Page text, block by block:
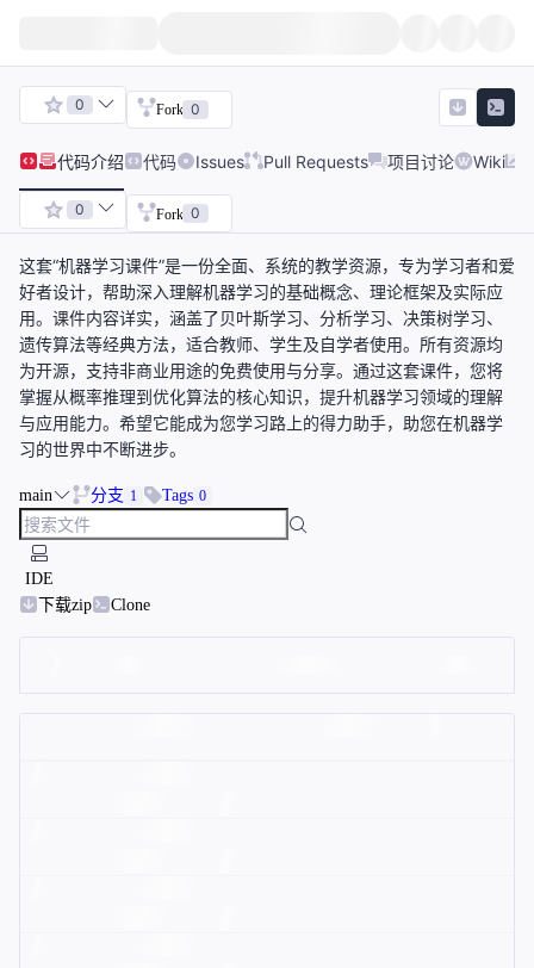
0 Fork 0
代码介绍 代码 Issues Pull Requests 项目讨论 Wiki
0 Fork 0
这套“机器学习课件”是一份全面、系统的教学资源，专为学习者和爱
好者设计，帮助深入理解机器学习的基础概念、理论框架及实际应
用。课件内容详实，涵盖了贝叶斯学习、分析学习、决策树学习、
遗传算法等经典方法，适合教师、学生及自学者使用。所有资源均
为开源，支持非商业用途的免费使用与分享。通过这套课件，您将
掌握从概率推理到优化算法的核心知识，提升机器学习领域的理解
与应用能力。希望它能成为您学习路上的得力助手，助您在机器学
习的世界中不断进步。
main 分支 1 Tags 0
IDE
下载zip
Clone